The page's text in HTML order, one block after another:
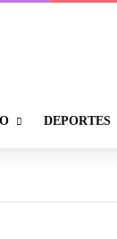
DEPORTES